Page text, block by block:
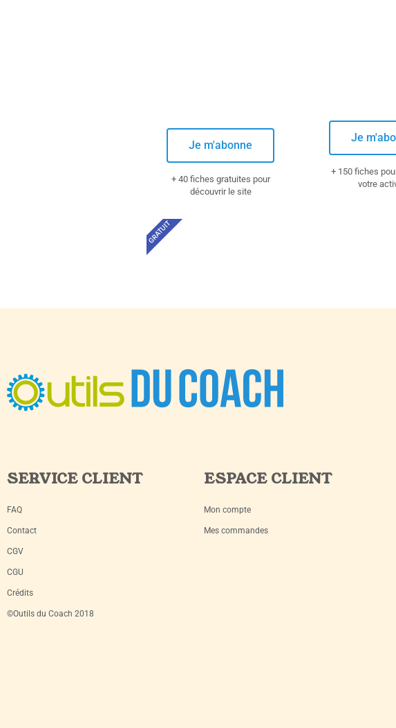
Je m'abonne
+ 40 fiches gratuites pour
découvrir le site
GRATUIT
Je
+ 150 fiches
votre
SERVICE CLIENT
FAQ
Contact
CGV
CGU
Crédits
©Outils du Coach 2018
ESPACE CLIENT
Mon compte
Mes commandes